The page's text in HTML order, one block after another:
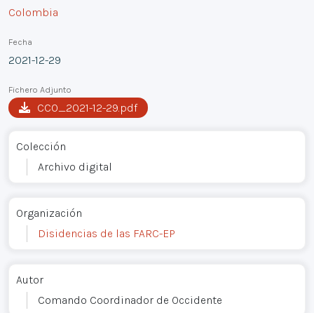
Colombia
Fecha
2021-12-29
Fichero Adjunto
CCO_2021-12-29.pdf
Colección
Archivo digital
Organización
Disidencias de las FARC-EP
Autor
Comando Coordinador de Occidente